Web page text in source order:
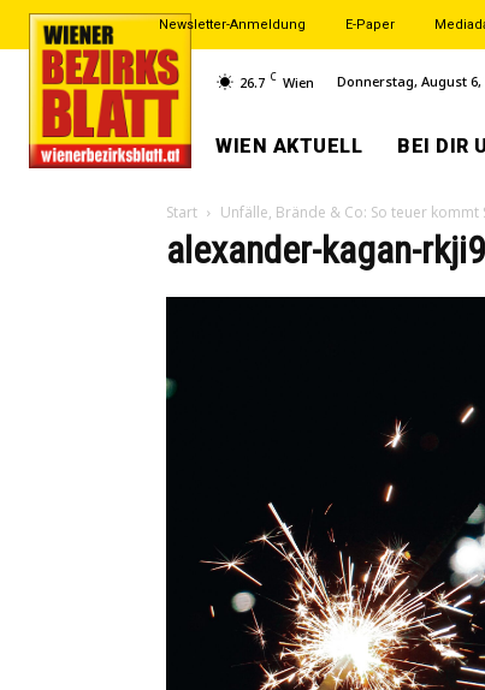
Newsletter-Anmeldung E-Paper
26.7 C Wien Donnerstag, August 6,
WIEN AKTUELL BEI DIR
Start Unfälle, Brände & Co: So teuer kommt
alexander-kagan-